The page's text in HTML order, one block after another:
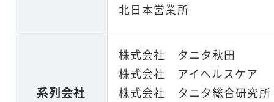
北日本営業所
系列会社
株式会社 タニタ秋田
株式会社 アイヘルスケア
株式会社 タニタ総合研究所